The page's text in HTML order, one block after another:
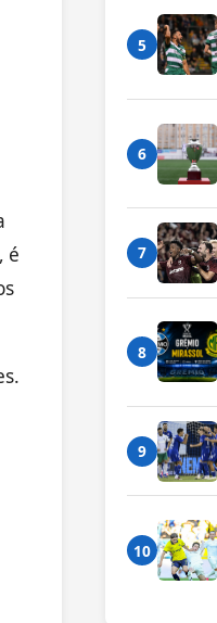
é
5
6
7
8
9
10